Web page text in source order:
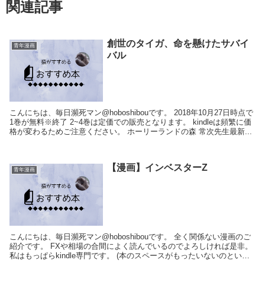
関連記事
青年漫画
創世のタイガ、命を懸けたサバイ
バル
こんにちは、毎日瀕死マン@hoboshibouです。 2018年10月27日時点で
1巻が無料※終了 2~4巻は定価での販売となります。 kindleは頻繁に価
格が変わるためご注意ください。 ホーリーランドの森 常次先生最新...
青年漫画 【漫画】インベスターZ
こんにちは、毎日瀕死マン@hoboshibouです。 全く関係ない漫画のご
紹介です。 FXや相場の合間によく読んでいるのでよろしければ是非。
私はもっぱらkindle専門です。 (本のスペースがもったいないのといつ